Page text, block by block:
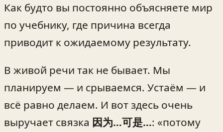
Как будто вы постоянно объясняете мир
по учебнику, где причина всегда
приводит к ожидаемому результату.
В живой речи так не бывает. Мы
планируем — и срываемся. Устаём — и
всё равно делаем. И вот здесь очень
выручает связка 因为…可是…: «потому